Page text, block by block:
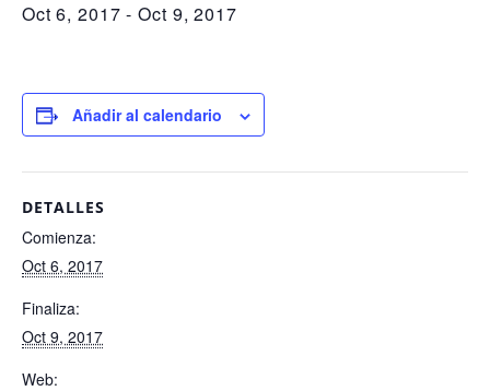
Oct 6, 2017 -Oct 9, 2017
Añadir al calendario
DETALLES
Comienza:
Oct 6, 2017
Finaliza:
Oct 9, 2017
Web: